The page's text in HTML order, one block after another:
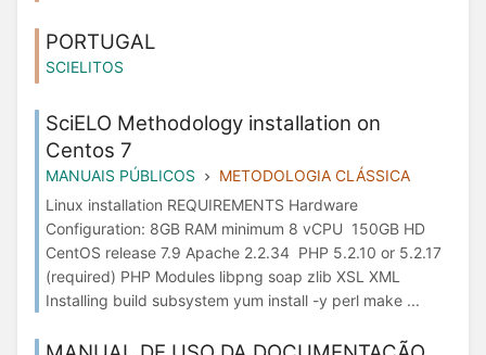
PORTUGAL
SCIELITOS
SciELO Methodology installation on
Centos 7
MANUAIS PÚBLICOS
METODOLOGIA CLÁSSICA
Linux installation REQUIREMENTS Hardware
Configuration: 8GB RAM minimum 8 vCPU 150GB HD
CentOS release 7.9 Apache 2.2.34 PHP 5.2.10 or 5.2.17
(required) PHP Modules libpng soap zlib XSL XML
Installing build subsystem yum install -y perl make ...